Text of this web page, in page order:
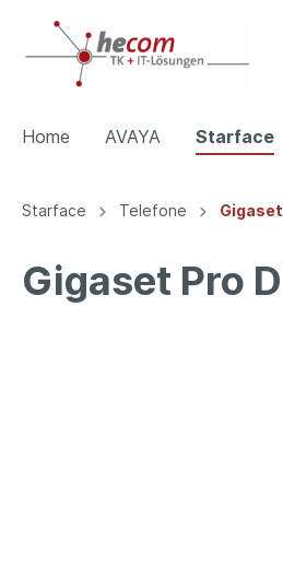
Home AVAYA Starface
Zur Kategorie AVAYA
Tischtelefone
Zur Kategorie Starface
Telefone
Starface Telefone Gigaset
Gigaset Pro